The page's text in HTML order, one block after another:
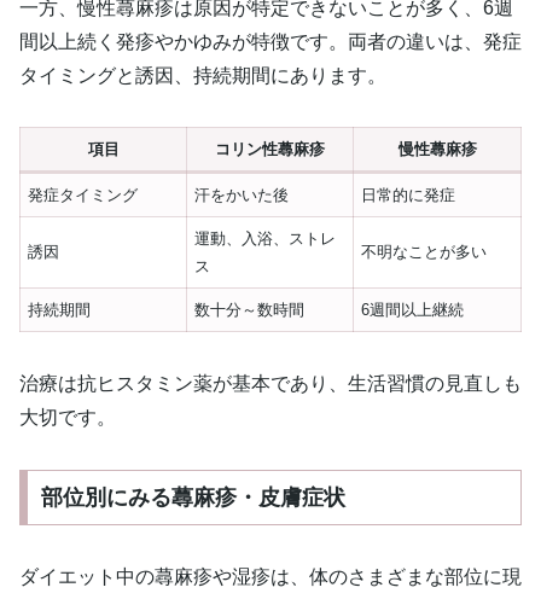
一方、慢性蕁麻疹は原因が特定できないことが多く、6週
間以上続く発疹やかゆみが特徴です。両者の違いは、発症
タイミングと誘因、持続期間にあります。
項目 コリン性蕁麻疹 慢性蕁麻疹
発症タイミング 汗をかいた後 日常的に発症
誘因
運動、入浴、ストレ
ス
不明なことが多い
持続期間 数十分～数時間 6週間以上継続
治療は抗ヒスタミン薬が基本であり、生活習慣の見直しも
大切です。
部位別にみる蕁麻疹・皮膚症状
ダイエット中の蕁麻疹や湿疹は、体のさまざまな部位に現